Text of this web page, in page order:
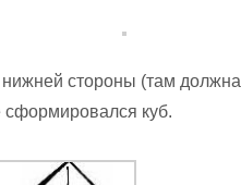
нижней стороны (там должна
сформировался куб.